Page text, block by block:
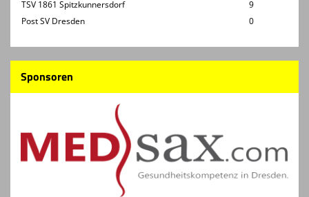
TSV 1861 Spitzkunnersdorf
9
Post SV Dresden
0
Sponsoren